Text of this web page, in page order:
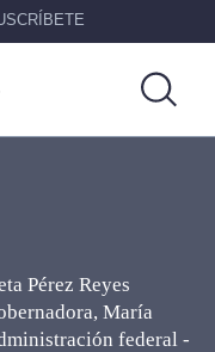
Pérez Reyes
María
federal -